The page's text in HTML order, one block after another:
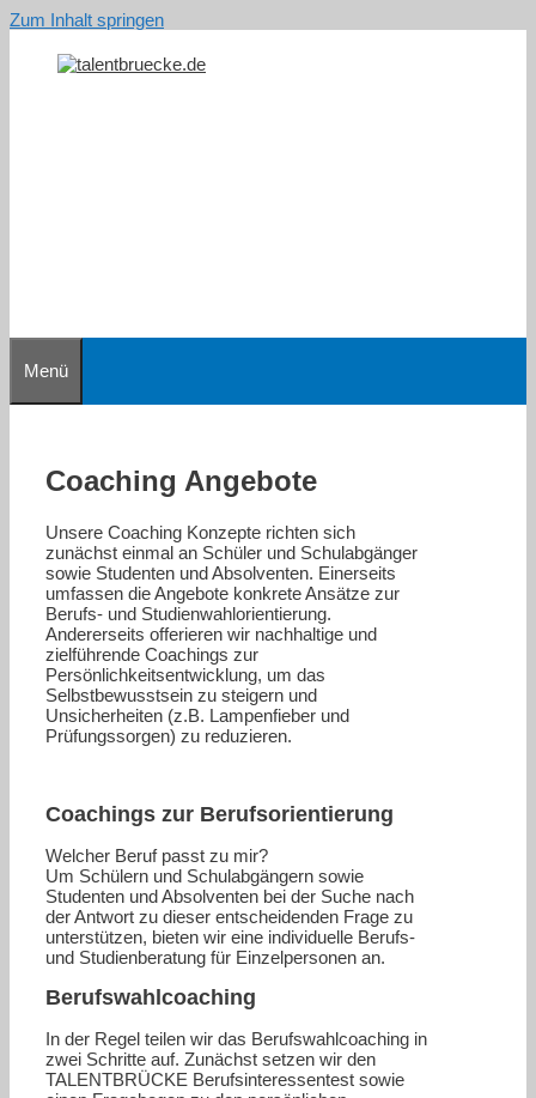
Zum Inhalt springen
Menü
Coaching Angebote
Unsere Coaching Konzepte richten sich
zunächst einmal an Schüler und Schulabgänger
sowie Studenten und Absolventen. Einerseits
umfassen die Angebote konkrete Ansätze zur
Berufs- und Studienwahlorientierung.
Andererseits offerieren wir nachhaltige und
zielführende Coachings zur
Persönlichkeitsentwicklung, um das
Selbstbewusstsein zu steigern und
Unsicherheiten (z.B. Lampenfieber und
Prüfungssorgen) zu reduzieren.
Coachings zur Berufsorientierung
Welcher Beruf passt zu mir?
Um Schülern und Schulabgängern sowie
Studenten und Absolventen bei der Suche nach
der Antwort zu dieser entscheidenden Frage zu
unterstützen, bieten wir eine individuelle Berufs-
und Studienberatung für Einzelpersonen an.
Berufswahlcoaching
In der Regel teilen wir das Berufswahlcoaching in
zwei Schritte auf. Zunächst setzen wir den
TALENTBRÜCKE Berufsinteressentest sowie